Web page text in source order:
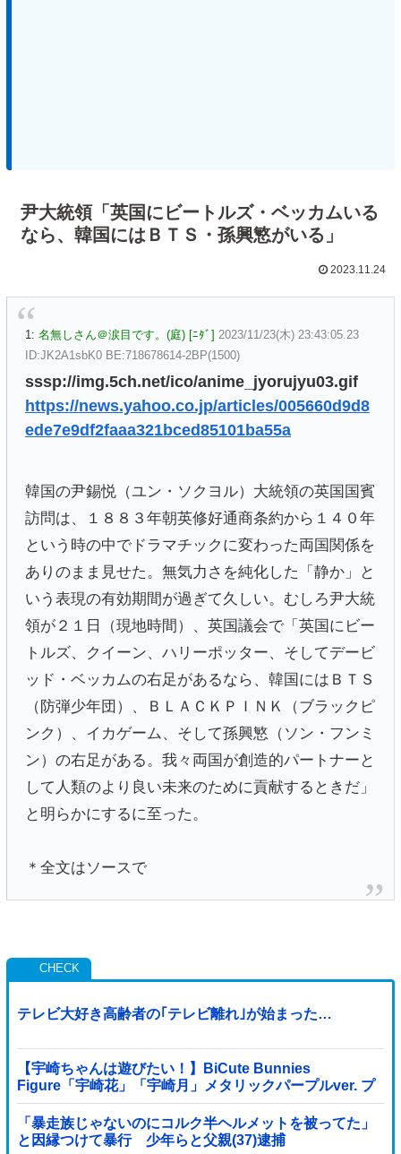
尹大統領「英国にビートルズ・ベッカムいる
なら、韓国にはＢＴＳ・孫興慜がいる」
2023.11.24
1: 名無しさん＠涙目です。(庭) [ﾆﾀﾞ] 2023/11/23(木) 23:43:05.23
ID:JK2A1sbK0 BE:718678614-2BP(1500)
sssp://img.5ch.net/ico/anime_jyorujyu03.gif
https://news.yahoo.co.jp/articles/005660d9d8
ede7e9df2faaa321bced85101ba55a
韓国の尹錫悦（ユン・ソクヨル）大統領の英国国賓
訪問は、１８８３年朝英修好通商条約から１４０年
という時の中でドラマチックに変わった両国関係を
ありのまま見せた。無気力さを純化した「静か」と
いう表現の有効期間が過ぎて久しい。むしろ尹大統
領が２１日（現地時間）、英国議会で「英国にビー
トルズ、クイーン、ハリーポッター、そしてデービ
ッド・ベッカムの右足があるなら、韓国にはＢＴＳ
（防弾少年団）、ＢＬＡＣＫＰＩＮＫ（ブラックピ
ンク）、イカゲーム、そして孫興慜（ソン・フンミ
ン）の右足がある。我々両国が創造的パートナーと
して人類のより良い未来のために貢献するときだ」
と明らかにするに至った。
＊全文はソースで
テレビ大好き高齢者の｢テレビ離れ｣が始まった…
【宇崎ちゃんは遊びたい！】BiCute Bunnies
Figure「宇崎花」「宇崎月」メタリックパープルver. プ
ライズフィギュア【ラウンドワン限定で展開決定】
「暴走族じゃないのにコルク半ヘルメットを被ってた」
と因縁つけて暴行 少年らと父親(37)逮捕